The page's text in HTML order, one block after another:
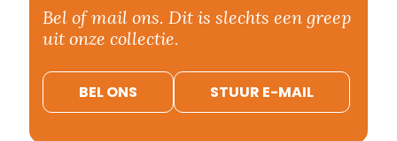
Bel of mail ons. Dit is slechts een greep
uit onze collectie.
BEL ONS STUUR E-MAIL